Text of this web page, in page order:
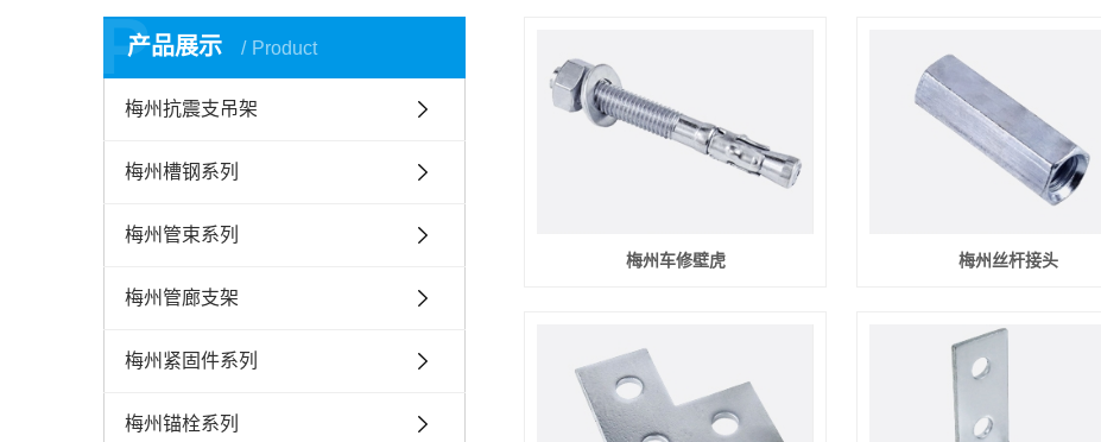
产品展示 Product
P
梅州抗震支吊架
梅州槽钢系列
梅州管束系列
梅州管廊支架
梅州紧固件系列
梅州锚栓系列
梅州车修壁虎 梅州丝杆接头